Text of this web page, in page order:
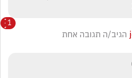
1
הגיב/ה תגובה אחת